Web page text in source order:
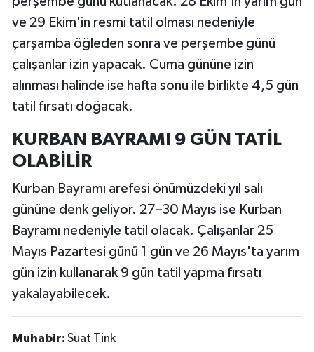
ve 29 Ekim'in resmi tatil olması nedeniyle
çarşamba öğleden sonra ve perşembe günü
çalışanlar izin yapacak. Cuma gününe izin
alınması halinde ise hafta sonu ile birlikte 4,5 gün
tatil fırsatı doğacak.
KURBAN BAYRAMI 9 GÜN TATİL
OLABİLİR
Kurban Bayramı arefesi önümüzdeki yıl salı
gününe denk geliyor. 27–30 Mayıs ise Kurban
Bayramı nedeniyle tatil olacak. Çalışanlar 25
Mayıs Pazartesi günü 1 gün ve 26 Mayıs'ta yarım
gün izin kullanarak 9 gün tatil yapma fırsatı
yakalayabilecek.
Muhabir: Suat Tink